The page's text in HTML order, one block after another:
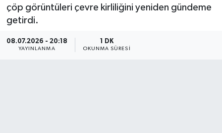
çöp görüntüleri çevre kirliliğini yeniden gündeme
getirdi.
08.07.2026 - 20:18
YAYINLANMA
1 DK
OKUNMA SÜRESI